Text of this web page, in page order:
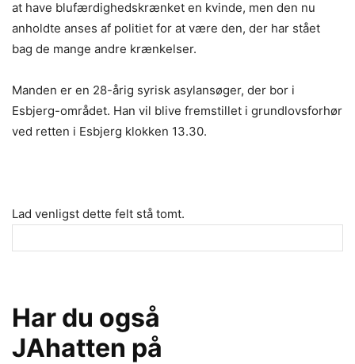
at have blufærdighedskrænket en kvinde, men den nu
anholdte anses af politiet for at være den, der har stået
bag de mange andre krænkelser.
Manden er en 28-årig syrisk asylansøger, der bor i
Esbjerg-området. Han vil blive fremstillet i grundlovsforhør
ved retten i Esbjerg klokken 13.30.
Lad venligst dette felt stå tomt.
Har du også
JAhatten på